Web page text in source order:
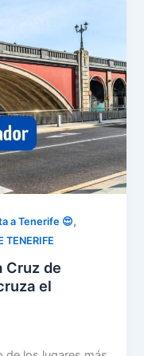
a Tenerife 😍,
TENERIFE
Cruz de
el